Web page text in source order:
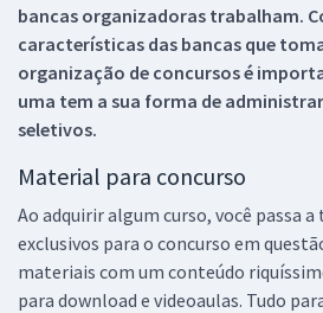
bancas organizadoras trabalham.
características das bancas que
organização de concursos é
uma tem a sua forma de
seletivos.
Material para concurso
Ao adquirir algum curso, você passa
exclusivos para o concurso em
materiais com um conteúdo
para download e videoaulas. Tudo